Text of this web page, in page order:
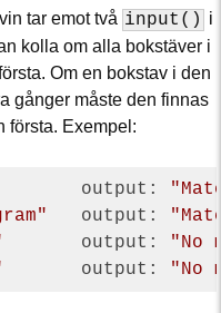
tar emot två input() i
kolla om alla bokstäver i
Om en bokstav i den
gånger måste den finnas
första. Exempel:
output:
   output:
       output:
"No
       output:
"No